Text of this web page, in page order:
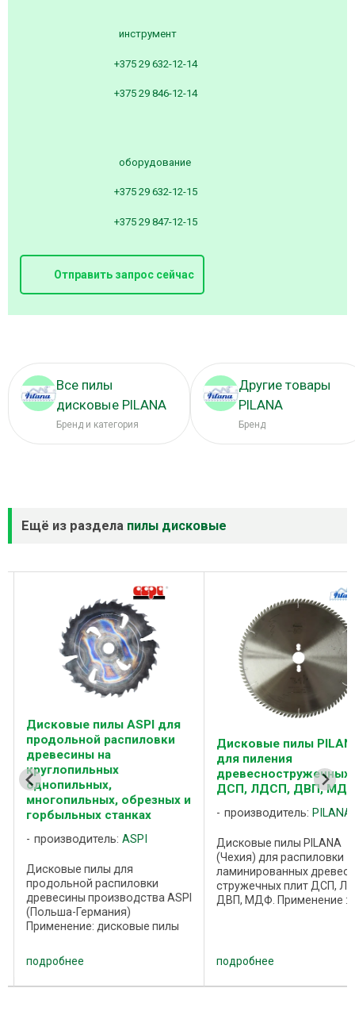
инструмент
+375 29 632-12-14
+375 29 846-12-14
оборудование
+375 29 632-12-15
+375 29 847-12-15
Отправить запрос сейчас
Все пилы
дисковые PILANA
Бренд и категория
Другие товары
PILANA
Бренд
Ещё из раздела пилы дисковые
Дисковые пилы ASPI для
продольной распиловки
древесины на
круглопильных
однопильных,
многопильных, обрезных и
горбыльных станках
производитель: ASPI
Дисковые пилы для
продольной распиловки
древесины производства ASPI
(Польша-Германия)
Применение: дисковые пилы
предназначены для
продольного пиления
древесины хвойных и
подробнее
Дисковые пилы
для пиления
древесностружечных
ДСП, ЛДСП, ДВП,
производитель: PILANA
Дисковые пилы PILANA
(Чехия) для распиловки
ламинированных
стружечных плит ДСП,
ДВП, МДФ. Применение :
поперечного и
раскроя, обработки по
формату ...
подробнее